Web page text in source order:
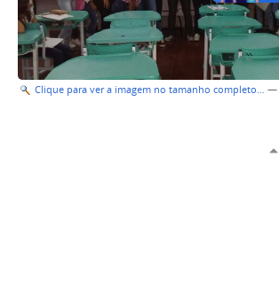
Clique para ver a imagem no tamanho completo… —